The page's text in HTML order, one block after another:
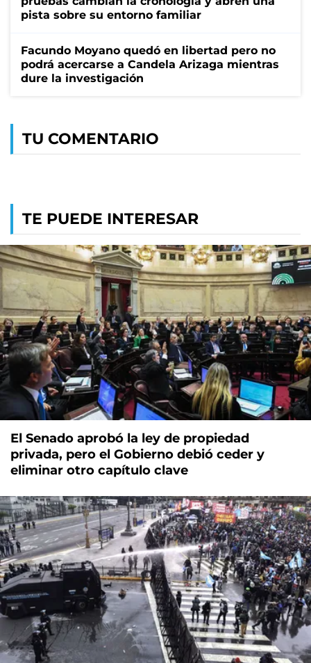
pista sobre su entorno familiar
Facundo Moyano quedó en libertad pero no
podrá acercarse a Candela Arizaga mientras
dure la investigación
TU COMENTARIO
TE PUEDE INTERESAR
El Senado aprobó la ley de propiedad
privada, pero el Gobierno debió ceder y
eliminar otro capítulo clave